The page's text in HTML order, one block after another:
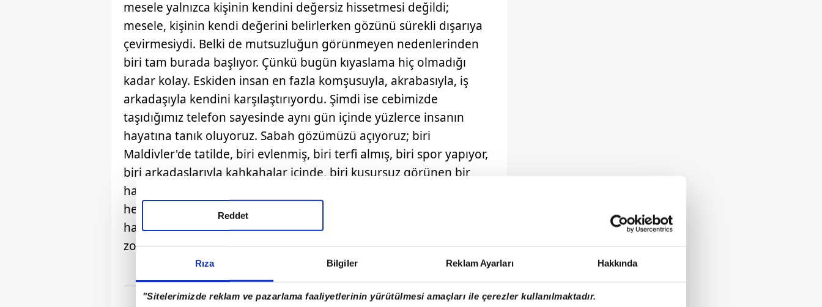
Rıza Bilgiler Reklam Ayarları Hakkında
"Sitelerimizde reklam ve pazarlama faaliyetlerinin yürütülmesi amaçları ile çerezler kullanılmaktadır.
Reddet
mesele yalnızca kişinin kendini değersiz hissetmesi değildi;
mesele, kişinin kendi değerini belirlerken gözünü sürekli dışarıya
çevirmesiydi. Belki de mutsuzluğun görünmeyen nedenlerinden
biri tam burada başlıyor. Çünkü bugün kıyaslama hiç olmadığı
kadar kolay. Eskiden insan en fazla komşusuyla, akrabasıyla, iş
arkadaşıyla kendini karşılaştırıyordu. Şimdi ise cebimizde
taşıdığımız telefon sayesinde aynı gün içinde yüzlerce insanın
hayatına tanık oluyoruz. Sabah gözümüzü açıyoruz; biri
Maldivler'de tatilde, biri evlenmiş, biri terfi almış, biri spor yapıyor,
biri arkadaşlarıyla kahkahalar içinde, biri kusursuz görünen bir
hayat yaşıyor gibi görünüyor. Bir süre sonra beynimiz sessizce bir
hesap yapmaya başlıyor. "Ben neden burada değilim, benim
hayatım neden böyle değil, Herkes mutlu da bir ben mi
zorlanıyorum?" Ve mutsuzluk çoğu zaman burada başlıyor.